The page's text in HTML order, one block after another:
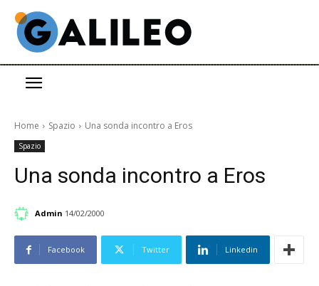
Home Spazio Una sonda incontro a Eros
Spazio
Una sonda incontro a Eros
Admin 14/02/2000
Facebook Twitter Linkedin